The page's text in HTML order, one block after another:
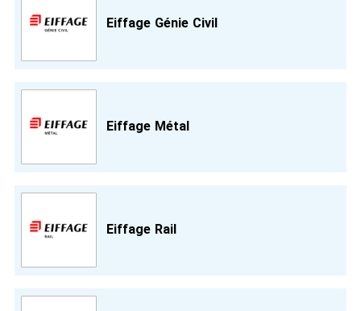
Eiffage Génie Civil
Eiffage Métal
Eiffage Rail